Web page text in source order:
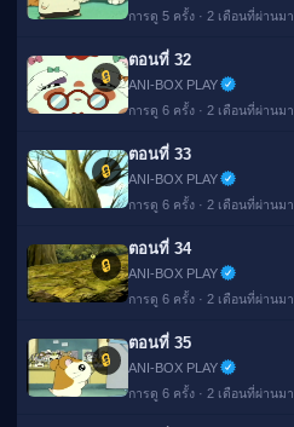
การดู 5 ครั้ง · 2 เดือนที่ผ่านมา
🔒
ตอนที่ 32
ANI-BOX PLAY
การดู 6 ครั้ง · 2 เดือนที่ผ่านมา
🔒
ตอนที่ 33
ANI-BOX PLAY
การดู 6 ครั้ง · 2 เดือนที่ผ่านมา
🔒
ตอนที่ 34
ANI-BOX PLAY
การดู 6 ครั้ง · 2 เดือนที่ผ่านมา
🔒
ตอนที่ 35
ANI-BOX PLAY
การดู 6 ครั้ง · 2 เดือนที่ผ่านมา